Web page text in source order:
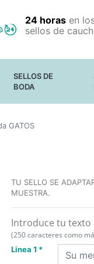
24 horasen
sellos de
SELLOS DE
BODA
BODAS
GATOS
TU SELLO SE
MUESTRA.
Introduce tu texto
(250 caracteres como
Linea 1 *